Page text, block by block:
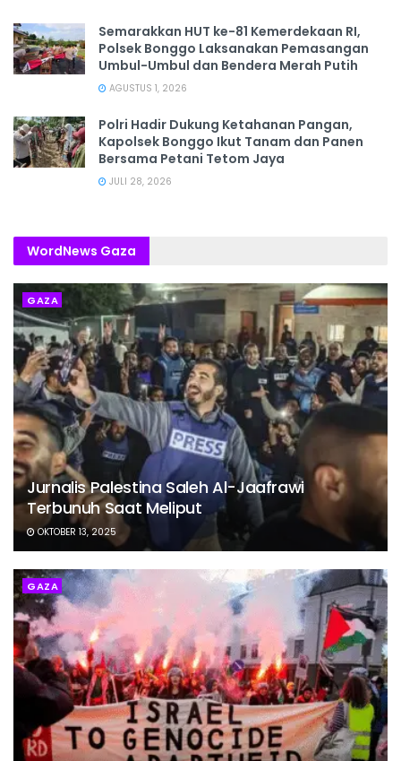
Semarakkan HUT ke-81 Kemerdekaan RI,
Polsek Bonggo Laksanakan Pemasangan
Umbul-Umbul dan Bendera Merah Putih
AGUSTUS 1, 2026
Polri Hadir Dukung Ketahanan Pangan,
Kapolsek Bonggo Ikut Tanam dan Panen
Bersama Petani Tetom Jaya
JULI 28, 2026
WordNews Gaza
GAZA
Jurnalis Palestina Saleh Al-Jaafrawi
Terbunuh Saat Meliput
OKTOBER 13, 2025
GAZA